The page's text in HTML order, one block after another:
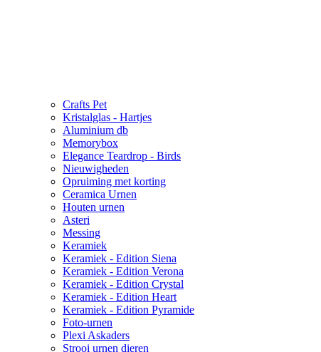
Crafts Pet
Kristalglas - Hartjes
Aluminium db
Memorybox
Elegance Teardrop - Birds
Nieuwigheden
Opruiming met korting
Ceramica Urnen
Houten urnen
Asteri
Messing
Keramiek
Keramiek - Edition Siena
Keramiek - Edition Verona
Keramiek - Edition Crystal
Keramiek - Edition Heart
Keramiek - Edition Pyramide
Foto-urnen
Plexi Askaders
Strooi urnen dieren